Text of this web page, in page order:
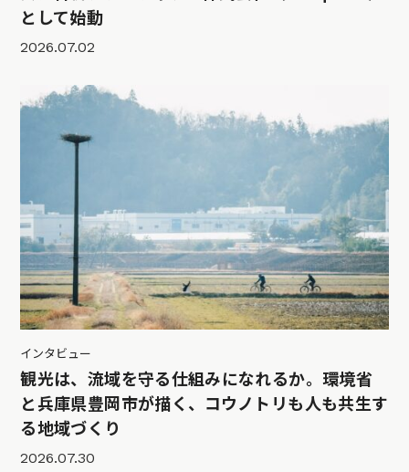
として始動
2026.07.02
インタビュー
観光は、流域を守る仕組みになれるか。環境省
と兵庫県豊岡市が描く、コウノトリも人も共生す
る地域づくり
2026.07.30